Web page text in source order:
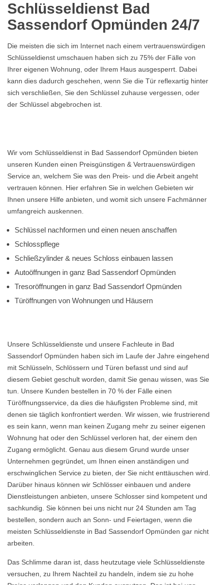
Schlüsseldienst Bad
Sassendorf Opmünden 24/7
Die meisten die sich im Internet nach einem vertrauenswürdigen
Schlüsseldienst umschauen haben sich zu 75% der Fälle von
Ihrer eigenen Wohnung, oder Ihrem Haus ausgesperrt. Dabei
kann dies dadurch geschehen, wenn Sie die Tür reflexartig hinter
sich verschließen, Sie den Schlüssel zuhause vergessen, oder
der Schlüssel abgebrochen ist.
Wir vom Schlüsseldienst in Bad Sassendorf Opmünden bieten
unseren Kunden einen Preisgünstigen & Vertrauenswürdigen
Service an, welchem Sie was den Preis- und die Arbeit angeht
vertrauen können. Hier erfahren Sie in welchen Gebieten wir
Ihnen unsere Hilfe anbieten, und womit sich unsere Fachmänner
umfangreich auskennen.
Schlüssel nachformen und einen neuen anschaffen
Schlosspflege
Schließzylinder & neues Schloss einbauen lassen
Autoöffnungen in ganz Bad Sassendorf Opmünden
Tresoröffnungen in ganz Bad Sassendorf Opmünden
Türöffnungen von Wohnungen und Häusern
Unsere Schlüsseldienste und unsere Fachleute in Bad
Sassendorf Opmünden haben sich im Laufe der Jahre eingehend
mit Schlüsseln, Schlössern und Türen befasst und sind auf
diesem Gebiet geschult worden, damit Sie genau wissen, was Sie
tun. Unsere Kunden bestellen in 70 % der Fälle einen
Türöffnungsservice, da dies die häufigsten Probleme sind, mit
denen sie täglich konfrontiert werden. Wir wissen, wie frustrierend
es sein kann, wenn man keinen Zugang mehr zu seiner eigenen
Wohnung hat oder den Schlüssel verloren hat, der einem den
Zugang ermöglicht. Genau aus diesem Grund wurde unser
Unternehmen gegründet, um Ihnen einen anständigen und
erschwinglichen Service zu bieten, der Sie nicht enttäuschen wird.
Darüber hinaus können wir Schlösser einbauen und andere
Dienstleistungen anbieten, unsere Schlosser sind kompetent und
sachkundig. Sie können bei uns nicht nur 24 Stunden am Tag
bestellen, sondern auch an Sonn- und Feiertagen, wenn die
meisten Schlüsseldienste in Bad Sassendorf Opmünden gar nicht
arbeiten.
Das Schlimme daran ist, dass heutzutage viele Schlüsseldienste
versuchen, zu Ihrem Nachteil zu handeln, indem sie zu hohe